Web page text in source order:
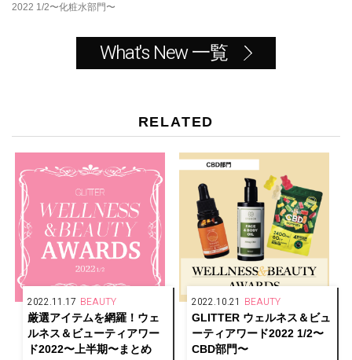
2022 1/2〜化粧水部門〜
What's New 一覧
RELATED
2022.11.17 BEAUTY
厳選アイテムを網羅！ウェ
ルネス＆ビューティアワー
ド2022〜上半期〜まとめ
2022.10.21 BEAUTY
GLITTER ウェルネス＆ビュ
ーティアワード2022 1/2〜
CBD部門〜